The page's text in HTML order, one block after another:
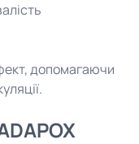
допомагаючи